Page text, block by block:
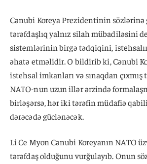
Cənubi Koreya Prezidentinin sözlərinə
tərəfdaşlıq yalnız silah mübadiləsini
sistemlərinin birgə tədqiqini,
əhatə etməlidir. O bildirib ki, Cənubi
istehsal imkanları və sınaqdan çıxmış
NATO-nun uzun illər ərzində
birləşərsə, hər iki tərəfin müdafiə
dərəcədə güclənəcək.
Li Ce Myon Cənubi Koreyanın NATO
tərəfdaş olduğunu vurğulayıb. Onun